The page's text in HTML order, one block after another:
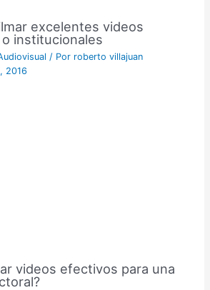
excelentes videos
institucionales
/ Por roberto villajuan
2016
videos efectivos para una